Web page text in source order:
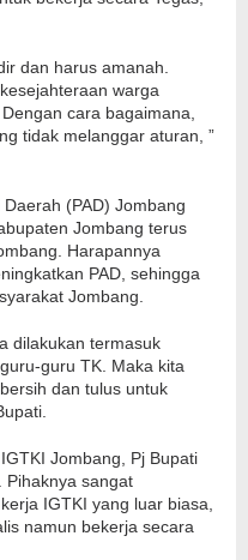
dan harus amanah.
warga
cara bagaimana,
tidak melanggar aturan, ”
(PAD) Jombang
Jombang terus
Harapannya
PAD, sehingga
Jombang.
dilakukan termasuk
guru TK. Maka kita
dan tulus untuk
Jombang, Pj Bupati
Pihaknya sangat
IGTKI yang luar biasa,
namun bekerja secara